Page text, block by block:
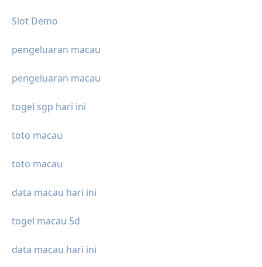
Slot Demo
pengeluaran macau
pengeluaran macau
togel sgp hari ini
toto macau
toto macau
data macau hari ini
togel macau 5d
data macau hari ini